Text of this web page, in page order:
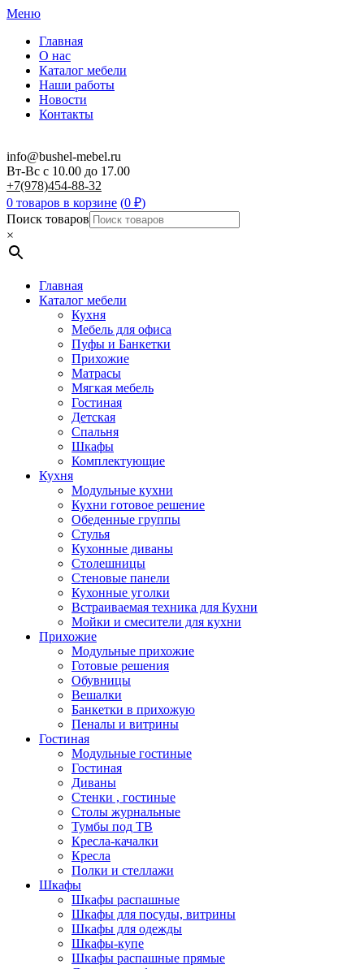
Меню
Главная
О нас
Каталог мебели
Наши работы
Новости
Контакты
info@bushel-mebel.ru
Вт-Вс c 10.00 до 17.00
+7(978)454-88-32
0 товаров в корзине (0 ₽)
Поиск товаров
×
Главная
Каталог мебели
Кухня
Мебель для офиса
Пуфы и Банкетки
Прихожие
Матрасы
Мягкая мебель
Гостиная
Детская
Спальня
Шкафы
Комплектующие
Кухня
Модульные кухни
Кухни готовое решение
Обеденные группы
Стулья
Кухонные диваны
Столешницы
Стеновые панели
Кухонные уголки
Встраиваемая техника для Кухни
Мойки и смесители для кухни
Прихожие
Модульные прихожие
Готовые решения
Обувницы
Вешалки
Банкетки в прихожую
Пеналы и витрины
Гостиная
Модульные гостиные
Гостиная
Диваны
Стенки , гостиные
Столы журнальные
Тумбы под ТВ
Кресла-качалки
Кресла
Полки и стеллажи
Шкафы
Шкафы распашные
Шкафы для посуды, витрины
Шкафы для одежды
Шкафы-купе
Шкафы распашные прямые